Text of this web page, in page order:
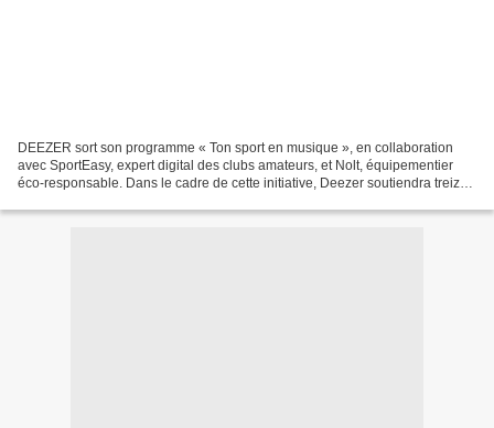
DEEZER sort son programme « Ton sport en musique », en collaboration
avec SportEasy, expert digital des clubs amateurs, et Nolt, équipementier
éco-responsable. Dans le cadre de cette initiative, Deezer soutiendra treize